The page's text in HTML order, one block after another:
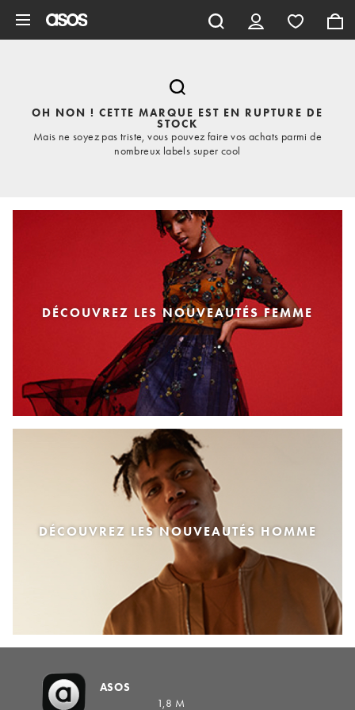
OH NON ! CETTE MARQUE EST EN RUPTURE DE
STOCK
Mais ne soyez pas triste, vous pouvez faire vos achats parmi de
nombreux labels super cool
DÉCOUVREZ LES NOUVEAUTÉS FEMME
DÉCOUVREZ LES NOUVEAUTÉS HOMME
ASOS
1,8 M